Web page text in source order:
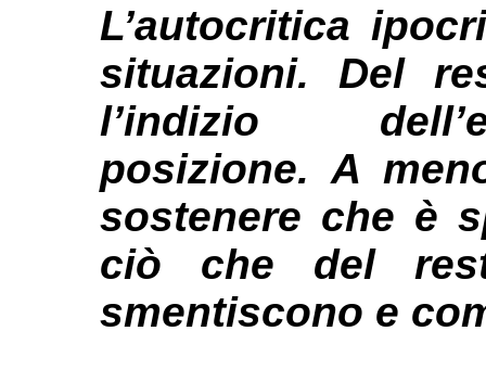
L’autocritica
situazioni. Del
l’indizio
posizione. A
sostenere che è
ciò che del
smentiscono e